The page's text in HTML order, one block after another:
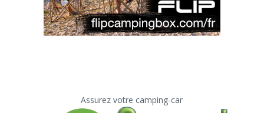
Assurez votre camping-car